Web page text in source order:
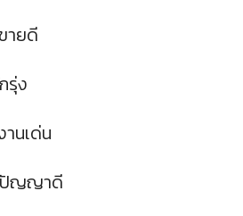
ายดี
รุ่ง
นเด่น
ปัญญาดี